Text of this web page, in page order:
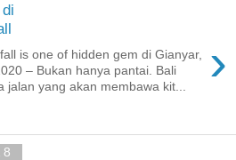
›
is one of hidden gem di Gianyar,
– Bukan hanya pantai. Bali
jalan yang akan membawa kit...